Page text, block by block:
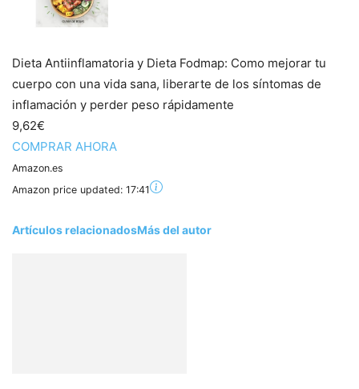
Dieta Antiinflamatoria y Dieta Fodmap: Como mejorar tu
cuerpo con una vida sana, liberarte de los síntomas de
inflamación y perder peso rápidamente
9,62€
COMPRAR AHORA
Amazon.es
Amazon price updated: 17:41
Artículos relacionadosMás del autor